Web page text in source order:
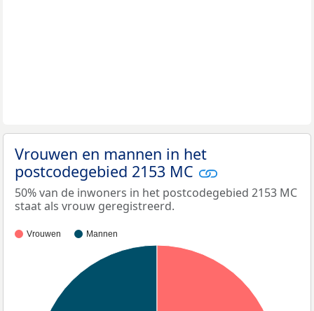
Vrouwen en mannen in het
postcodegebied 2153 MC
50% van de inwoners in het postcodegebied 2153 MC
staat als vrouw geregistreerd.
Vrouwen Mannen